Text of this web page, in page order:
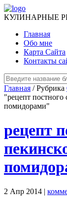
КУЛИНАРНЫЕ
Главная
Обо мне
Карта Сайта
Контакты
Главная / Рубрика
"рецепт постного
помидорами"
рецепт
2 Апр 2014 |